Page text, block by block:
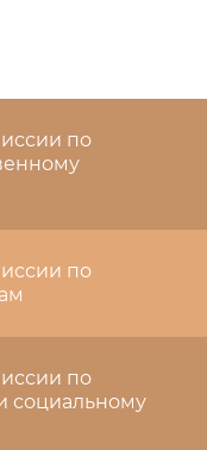
по
по
по
социальному